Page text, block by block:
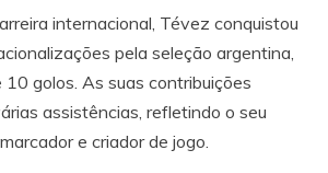
internacional, Tévez conquistou
pela seleção argentina,
10 golos. As suas contribuições
assistências, refletindo o seu
e criador de jogo.